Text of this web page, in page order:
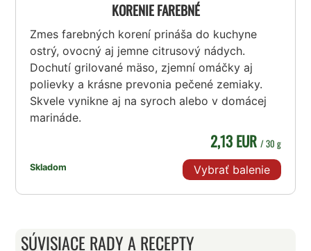
KORENIE FAREBNÉ
Zmes farebných korení prináša do kuchyne
ostrý, ovocný aj jemne citrusový nádych.
Dochutí grilované mäso, zjemní omáčky aj
polievky a krásne prevonia pečené zemiaky.
Skvele vynikne aj na syroch alebo v domácej
marináde.
Skladom
2,13 EUR / 30 g
Vybrať balenie
SÚVISIACE RADY A RECEPTY